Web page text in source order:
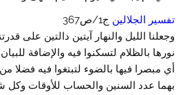
تفسير الجلالين ج1/ص367
وجعلنا الليل والنهار آيتين دالتين على
نورها بالظلام لتسكنوا فيه والإضافة
أي مبصرا فيها بالضوء لتبتغوا فيه فضلا
بهما عدد السنين والحساب للأوقات وكل